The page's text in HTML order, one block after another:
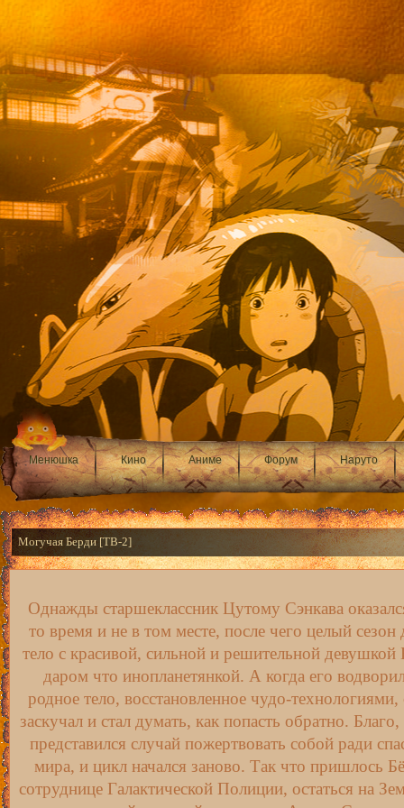
Менюшка Кино Аниме Форум Наруто
Могучая Берди [ТВ-2]
Однажды старшеклассник Цутому Сэнкава
то время и не в том месте, после чего целый сезон
тело с красивой, сильной и решительной девушкой
даром что инопланетянкой. А когда его
родное тело, восстановленное чудо-технологиями,
заскучал и стал думать, как попасть обратно. Благо,
представился случай пожертвовать собой ради
мира, и цикл начался заново. Так что пришлось
сотруднице Галактической Полиции, остаться на